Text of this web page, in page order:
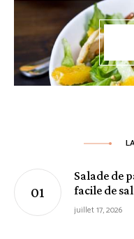
Salade de
facile de
juillet 17, 2026